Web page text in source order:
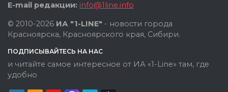
E-mail редакции: info@1line.info
© 2010-2026 ИА "1-LINE" - новости города
Красноярска, Красноярского края, Сибири.
ПОДПИСЫВАЙТЕСЬ НА НАС
и читайте самое интересное от ИА «1-Line» там, где
удобно